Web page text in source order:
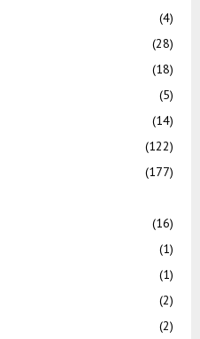
(4)
(28)
(18)
(5)
(14)
(122)
(177)
(16)
(1)
(1)
(2)
(2)